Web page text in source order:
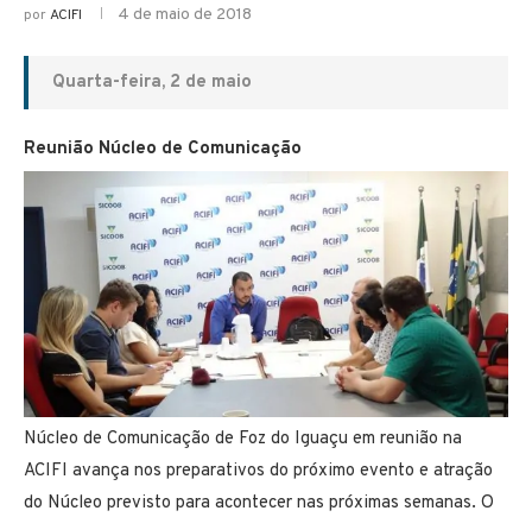
porACIFI 4 de maio de 2018
Quarta-feira, 2 de maio
Reunião Núcleo de Comunicação
Núcleo de Comunicação de Foz do Iguaçu em reunião na
ACIFI avança nos preparativos do próximo evento e atração
do Núcleo previsto para acontecer nas próximas semanas. O